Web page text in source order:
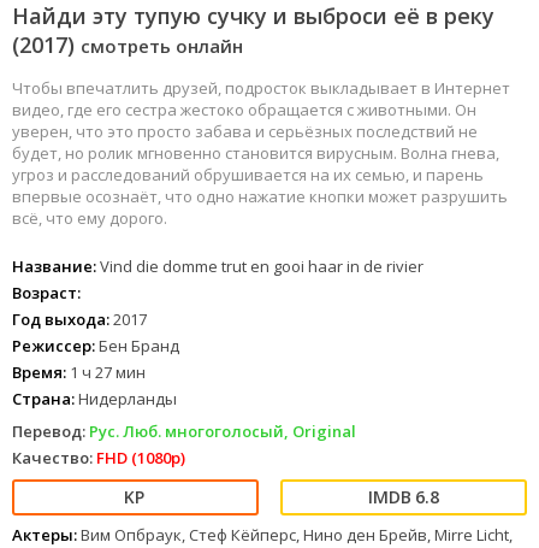
Найди эту тупую сучку и выброси её в реку
(2017) смотреть онлайн
Чтобы впечатлить друзей, подросток выкладывает в Интернет
видео, где его сестра жестоко обращается с животными. Он
уверен, что это просто забава и серьёзных последствий не
будет, но ролик мгновенно становится вирусным. Волна гнева,
угроз и расследований обрушивается на их семью, и парень
впервые осознаёт, что одно нажатие кнопки может разрушить
всё, что ему дорого.
Название:Vind die domme trut en gooi haar in de rivier
Возраст:
Год выхода:2017
Режиссер:Бен Бранд
Время: 1 ч 27 мин
Страна:Нидерланды
Перевод: Рус. Люб. многоголосый, Original
Качество: FHD (1080p)
6.8
Актеры:Вим Опбраук, Стеф Кёйперс, Нино ден Брейв, Mirre Licht,